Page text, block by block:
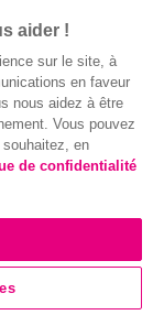
aider !
sur le site, à
en faveur
nous aidez à être
Vous pouvez
en
de confidentialité